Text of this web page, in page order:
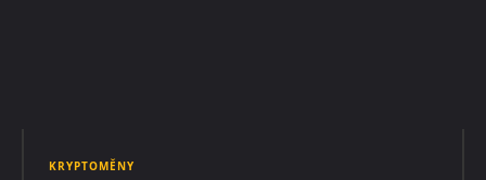
KRYPTOMĚNY